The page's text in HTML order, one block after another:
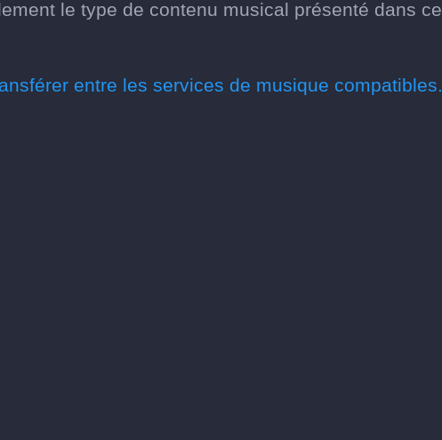
le type de contenu musical présenté dans ce
entre les services de musique compatibles.